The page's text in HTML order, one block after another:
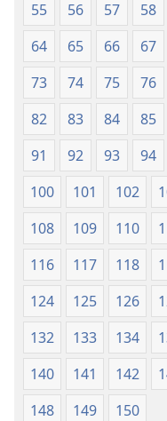
55
56 57 58
64
65 66 67
73
74 75 76
82
83 84 85
91
92 93 94
100
101 102
108
109 110
116
117 118
124
125 126
132
133 134
140
141 142
148
149 150